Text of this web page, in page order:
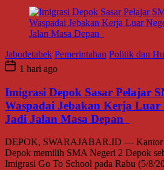
Jabodetabek Pemerintahan Politik dan
1 hari ago
Imigrasi Depok Sasar Pelajar
Waspadai Jebakan Kerja Luar
Jadi Jalan Masa Depan
DEPOK, SWARAJABAR.ID — Kantor
Depok memilih SMA Negeri 2 Depok
Imigrasi Go To School pada Rabu (5/8/